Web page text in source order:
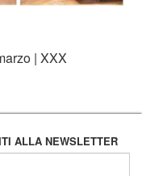
| XXX
ALLA NEWSLETTER